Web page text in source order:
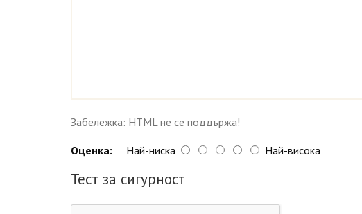
Забележка: HTML не се поддържа!
Оценка: Най-ниска Най-висока
Тест за сигурност